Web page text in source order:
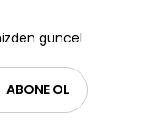
güncel
ABONE OL